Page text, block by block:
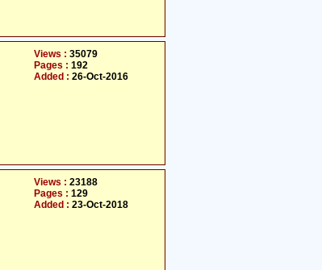
Views : 35079
Pages : 192
Added : 26-Oct-2016
Views : 23188
Pages : 129
Added : 23-Oct-2018